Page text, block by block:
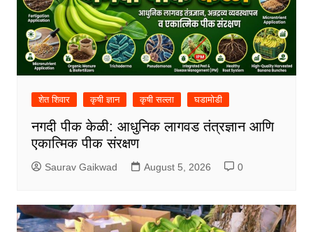
शेत शिवार कृषी ज्ञान कृषी सल्ला घडामोडी
नगदी पीक केळी: आधुनिक लागवड तंत्रज्ञान आणि
एकात्मिक पीक संरक्षण
Saurav Gaikwad August 5, 2026 0